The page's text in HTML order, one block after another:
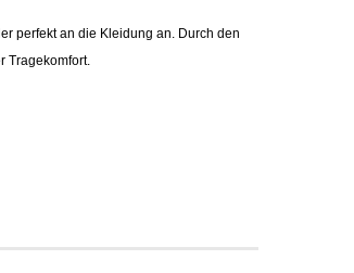
perfekt an die Kleidung an. Durch den
Tragekomfort.